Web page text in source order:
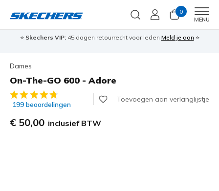
0
MENU
⭐ Skechers VIP:45 dagen retourrecht voor leden Meld je aan ⭐
Dames
On-The-GO 600 - Adore
5 van de 5 klantbeoordelingen
199 beoordelingen
Toevoegen aan verlanglijstje
€ 50,00 inclusief BTW